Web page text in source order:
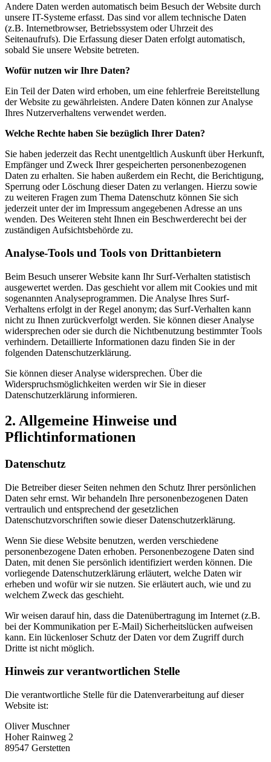
Andere Daten werden automatisch beim Besuch der Website durch
unsere IT-Systeme erfasst. Das sind vor allem technische Daten
(z.B. Internetbrowser, Betriebssystem oder Uhrzeit des
Seitenaufrufs). Die Erfassung dieser Daten erfolgt automatisch,
sobald Sie unsere Website betreten.
Wofür nutzen wir Ihre Daten?
Ein Teil der Daten wird erhoben, um eine fehlerfreie Bereitstellung
der Website zu gewährleisten. Andere Daten können zur Analyse
Ihres Nutzerverhaltens verwendet werden.
Welche Rechte haben Sie bezüglich Ihrer Daten?
Sie haben jederzeit das Recht unentgeltlich Auskunft über Herkunft,
Empfänger und Zweck Ihrer gespeicherten personenbezogenen
Daten zu erhalten. Sie haben außerdem ein Recht, die Berichtigung,
Sperrung oder Löschung dieser Daten zu verlangen. Hierzu sowie
zu weiteren Fragen zum Thema Datenschutz können Sie sich
jederzeit unter der im Impressum angegebenen Adresse an uns
wenden. Des Weiteren steht Ihnen ein Beschwerderecht bei der
zuständigen Aufsichtsbehörde zu.
Analyse-Tools und Tools von Drittanbietern
Beim Besuch unserer Website kann Ihr Surf-Verhalten statistisch
ausgewertet werden. Das geschieht vor allem mit Cookies und mit
sogenannten Analyseprogrammen. Die Analyse Ihres Surf-
Verhaltens erfolgt in der Regel anonym; das Surf-Verhalten kann
nicht zu Ihnen zurückverfolgt werden. Sie können dieser Analyse
widersprechen oder sie durch die Nichtbenutzung bestimmter Tools
verhindern. Detaillierte Informationen dazu finden Sie in der
folgenden Datenschutzerklärung.
Sie können dieser Analyse widersprechen. Über die
Widerspruchsmöglichkeiten werden wir Sie in dieser
Datenschutzerklärung informieren.
2. Allgemeine Hinweise und
Pflichtinformationen
Datenschutz
Die Betreiber dieser Seiten nehmen den Schutz Ihrer persönlichen
Daten sehr ernst. Wir behandeln Ihre personenbezogenen Daten
vertraulich und entsprechend der gesetzlichen
Datenschutzvorschriften sowie dieser Datenschutzerklärung.
Wenn Sie diese Website benutzen, werden verschiedene
personenbezogene Daten erhoben. Personenbezogene Daten sind
Daten, mit denen Sie persönlich identifiziert werden können. Die
vorliegende Datenschutzerklärung erläutert, welche Daten wir
erheben und wofür wir sie nutzen. Sie erläutert auch, wie und zu
welchem Zweck das geschieht.
Wir weisen darauf hin, dass die Datenübertragung im Internet (z.B.
bei der Kommunikation per E-Mail) Sicherheitslücken aufweisen
kann. Ein lückenloser Schutz der Daten vor dem Zugriff durch
Dritte ist nicht möglich.
Hinweis zur verantwortlichen Stelle
Die verantwortliche Stelle für die Datenverarbeitung auf dieser
Website ist:
Oliver Muschner
Hoher Rainweg 2
89547 Gerstetten